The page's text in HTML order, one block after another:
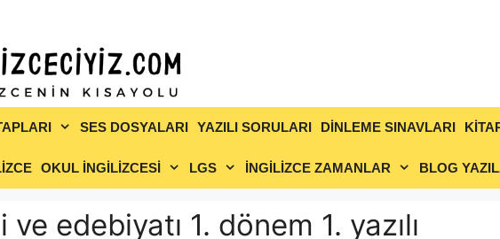
SES DOSYALARI YAZILI SORULARI DİNLEME SINAVLARI
OKUL İNGİLİZCESİ LGS İNGİLİZCE ZAMANLAR BLOG
ve edebiyatı 1. dönem 1. yazılı